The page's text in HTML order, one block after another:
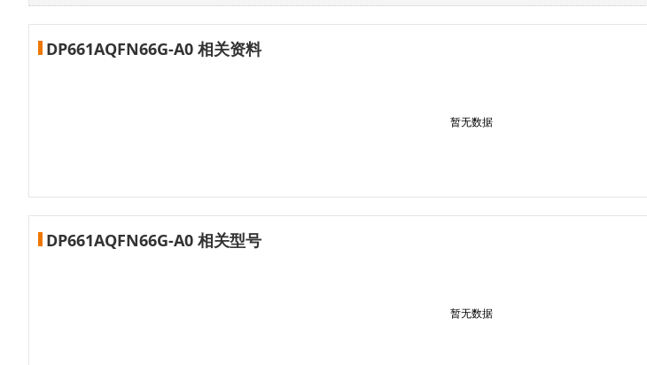
DP661AQFN66G-A0 相关资料
暂无数据
DP661AQFN66G-A0 相关型号
暂无数据